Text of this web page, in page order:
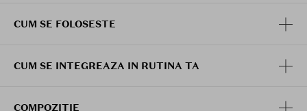
CUM SE FOLOSESTE
CUM SE INTEGREAZA IN RUTINA TA
COMPOZITIE